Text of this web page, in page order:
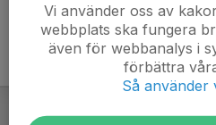
Vi använder oss av
webbplats ska fungera
även för webbanalys i
förbättra
Så använder